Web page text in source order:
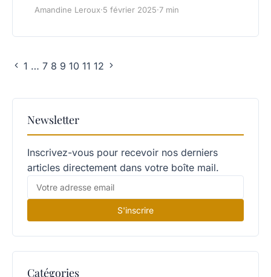
Amandine Leroux·5 février 2025·7 min
1 … 7 8 9 10 11 12
Newsletter
Inscrivez-vous pour recevoir nos derniers
articles directement dans votre boîte mail.
S'inscrire
Catégories